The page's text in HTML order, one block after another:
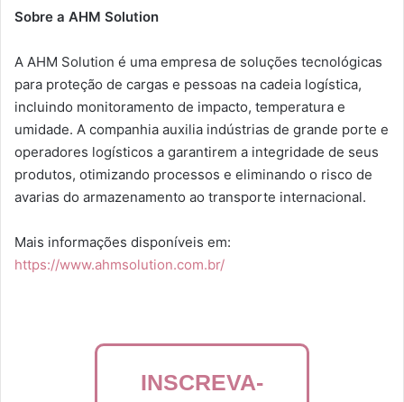
Sobre a AHM Solution
A AHM Solution é uma empresa de soluções tecnológicas
para proteção de cargas e pessoas na cadeia logística,
incluindo monitoramento de impacto, temperatura e
umidade. A companhia auxilia indústrias de grande porte e
operadores logísticos a garantirem a integridade de seus
produtos, otimizando processos e eliminando o risco de
avarias do armazenamento ao transporte internacional.
Mais informações disponíveis em:
https://www.ahmsolution.com.br/
INSCREVA-